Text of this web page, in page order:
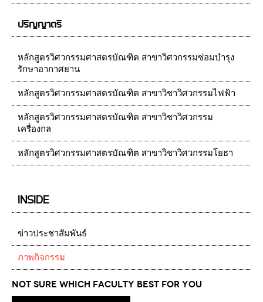
ปริญญาตรี
หลักสูตรวิศวกรรมศาสตรบัณฑิต สาขาวิศวกรรมซ่อมบำรุง
รักษาอากาศยาน
หลักสูตรวิศวกรรมศาสตรบัณฑิต สาขาวิชาวิศวกรรมไฟฟ้า
หลักสูตรวิศวกรรมศาสตรบัณฑิต สาขาวิชาวิศวกรรม
เครื่องกล
หลักสูตรวิศวกรรมศาสตรบัณฑิต สาขาวิชาวิศวกรรมโยธา
INSIDE
ข่าวประชาสัมพันธ์
ภาพกิจกรรม
Not Sure which Faculty best for you